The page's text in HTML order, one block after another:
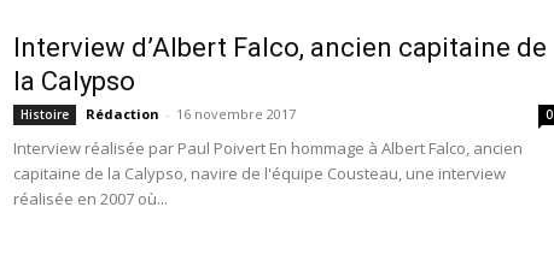
Interview d’Albert Falco, ancien capitaine de
la Calypso
Histoire Rédaction - 16 novembre 2017 0
Interview réalisée par Paul Poivert En hommage à Albert Falco, ancien
capitaine de la Calypso, navire de l'équipe Cousteau, une interview
réalisée en 2007 où...